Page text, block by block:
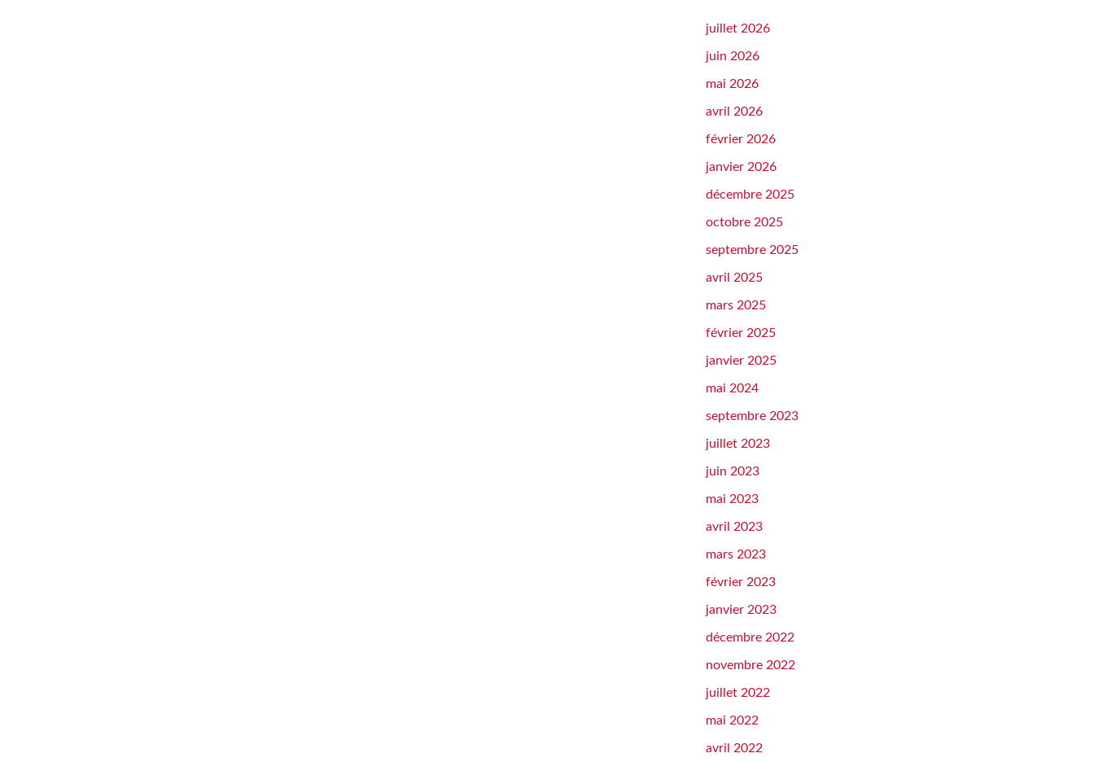
juillet 2026
juin 2026
mai 2026
avril 2026
février 2026
janvier 2026
décembre 2025
octobre 2025
septembre 2025
avril 2025
mars 2025
février 2025
janvier 2025
mai 2024
septembre 2023
juillet 2023
juin 2023
mai 2023
avril 2023
mars 2023
février 2023
janvier 2023
décembre 2022
novembre 2022
juillet 2022
mai 2022
avril 2022